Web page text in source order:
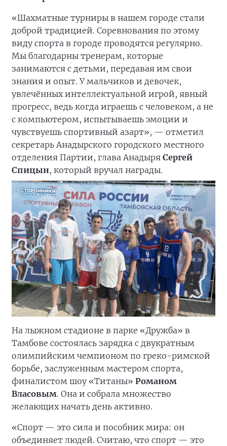
«Шахматные турниры в нашем городе стали
доброй традицией. Соревнования по этому
виду спорта в городе проводятся регулярно.
Мы благодарны тренерам, которые
занимаются с детьми, передавая им свои
знания и опыт. У мальчиков и девочек,
увлечённых интеллектуальной игрой, явный
прогресс, ведь когда играешь с человеком, а не
с компьютером, испытываешь эмоции и
чувствуешь спортивный азарт», — отметил
секретарь Анадырского городского местного
отделения Партии, глава Анадыря Сергей
Спицын, который вручал награды.
На лыжном стадионе в парке «Дружба» в
Тамбове состоялась зарядка с двукратным
олимпийским чемпионом по греко-римской
борьбе, заслуженным мастером спорта,
финалистом шоу «Титаны» Романом
Власовым. Она и собрала множество
желающих начать день активно.
«Спорт — это сила и пособник мира: он
объединяет людей. Считаю, что спорт — это